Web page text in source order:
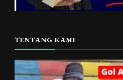
TENTANG KAMI